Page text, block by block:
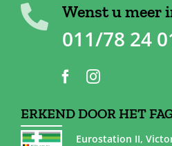
Wenst u meer
011/78 24
ERKEND DOOR HET
Eurostation II,